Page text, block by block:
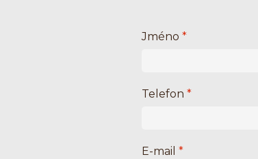
Jméno *
Telefon *
E-mail *